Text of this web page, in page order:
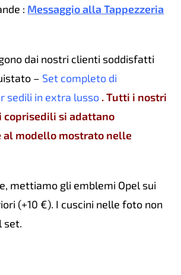
: Messaggio alla Tappezzeria
dai nostri clienti soddisfatti
– Set completo di
sedili in extra lusso . Tutti i nostri
coprisedili si adattano
modello mostrato nelle
mettiamo gli emblemi Opel sui
(+10 €). I cuscini nelle foto non
set.